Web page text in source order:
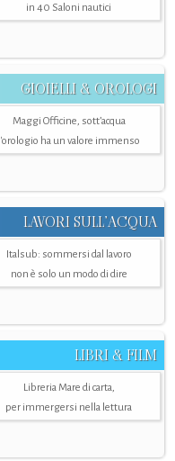
in 40 Saloni nautici
GIOIELLI & OROLOGI
Maggi Officine, sott’acqua
l'orologio ha un valore immenso
LAVORI SULL’ACQUA
Italsub: sommersi dal lavoro
non è solo un modo di dire
LIBRI & FILM
Libreria Mare di carta,
per immergersi nella lettura